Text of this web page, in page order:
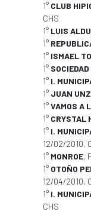
1° CLUB
CHS
1° LUIS
1°
1° ISMAEL
1°
1° I.
1° JUAN
1°VAMOS A
1° CRYSTAL
1° I.
12/02/2010,
1° MONROE,
1° OTOÑO
12/04/2010,
1° I.
CHS